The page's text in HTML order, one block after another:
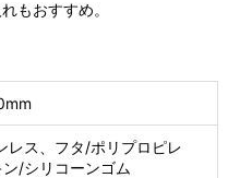
もおすすめ。
レス、フタ/ポリプロピレ
ン/シリコーンゴム